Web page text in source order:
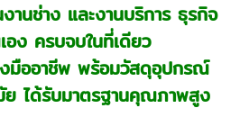
านช่าง และงานบริการ ธุรกิจ
ง ครบจบในที่เดียว
งมืออาชีพ พร้อมวัสดุอุปกรณ์
ย ได้รับมาตรฐานคุณภาพสูง